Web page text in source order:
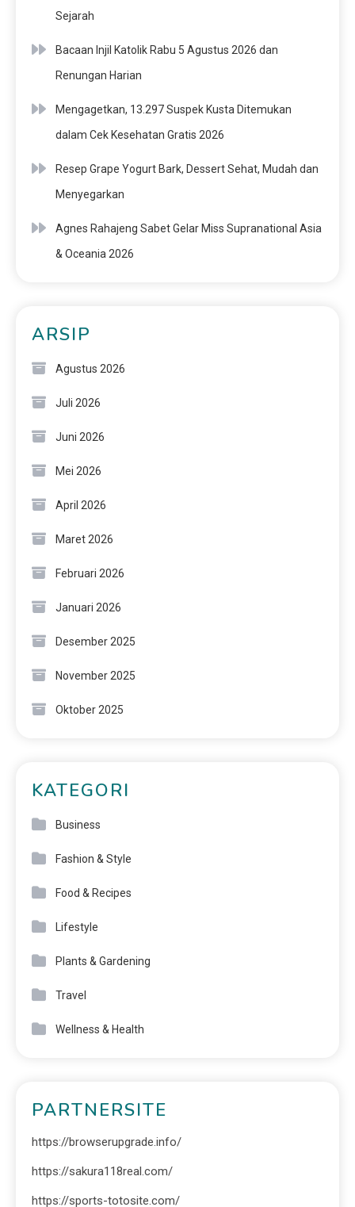
Sejarah
Bacaan Injil Katolik Rabu 5 Agustus 2026 dan
Renungan Harian
Mengagetkan, 13.297 Suspek Kusta Ditemukan
dalam Cek Kesehatan Gratis 2026
Resep Grape Yogurt Bark, Dessert Sehat, Mudah dan
Menyegarkan
Agnes Rahajeng Sabet Gelar Miss Supranational Asia
& Oceania 2026
ARSIP
Agustus 2026
Juli 2026
Juni 2026
Mei 2026
April 2026
Maret 2026
Februari 2026
Januari 2026
Desember 2025
November 2025
Oktober 2025
KATEGORI
Business
Fashion & Style
Food & Recipes
Lifestyle
Plants & Gardening
Travel
Wellness & Health
PARTNERSITE
https://browserupgrade.info/
https://sakura118real.com/
https://sports-totosite.com/